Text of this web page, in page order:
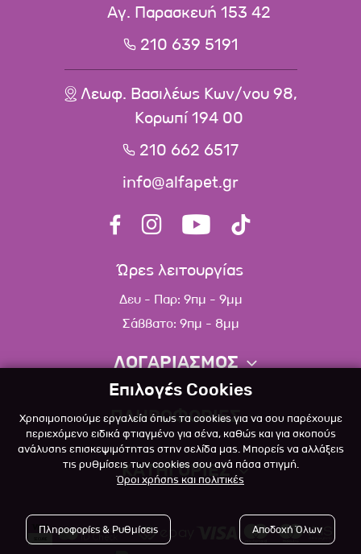
Αγ. Παρασκευή 153 42
210 639 5191
Λεωφ. Βασιλέως Κων/νου 98,
Κορωπί 194 00
210 662 6517
info@alfapet.gr
Ώρες λειτουργίας
Δευ - Παρ: 9πμ - 9μμ
Σάββατο: 9πμ - 8μμ
ΛΟΓΑΡΙΑΣΜΟΣ
Πληροφορίες λογαριασμού
Λίστα αγαπημένων
Πολιτική επιστροφών
ΠΛΗΡΟΦΟΡΙΕΣ
Σχετικά
Επικοινωνία
Blog
ΚΑΤΗΓΟΡΙΕΣ
Επιλογές Cookies
Χρησιμοποιούμε εργαλεία όπως τα cookies για να σου παρέχουμε
περιεχόμενο ειδικά φτιαγμένο για σένα, καθώς και για σκοπούς
ανάλυσης επισκεψιμότητας στην σελίδα μας. Μπορείς να αλλάξεις
τις ρυθμίσεις των cookies σου ανά πάσα στιγμή.
Όροι χρήσης και πολιτικές
Πληροφορίες & Ρυθμίσεις Αποδοχή Όλων